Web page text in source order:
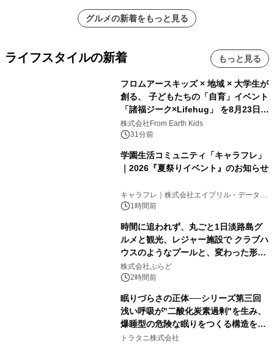
グルメの新着をもっと見る
ライフスタイルの新着 もっと見る
フロムアースキッズ × 地域 × 大学生が
創る、 子どもたちの「自育」イベント
「諸福ジーク×Lifehug」 を8月23日
(日)開催
株式会社From Earth Kids
31分前
学園生活コミュニティ「キャラフレ」
｜2026『夏祭りイベント』のお知らせ
キャラフレ｜株式会社エイプリル・データ・
デザインズ
1時間前
時間に追われず、丸ごと1日淡路島グ
ルメと観光、レジャー施設で クラブハ
ウスのようなプールと、変わった形の
サウナも 「THE BOXY AWAJI」のお
得な素泊まり連泊プランで
株式会社ぷらど
2時間前
眠りづらさの正体──シリーズ第三回
浅い呼吸が"二酸化炭素過剰"を生み、
爆睡型の危険な眠りをつくる構造を解
説
トラタニ株式会社